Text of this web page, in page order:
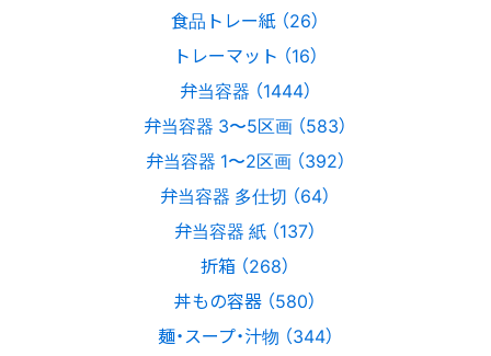
食品トレー紙 （26）
トレーマット （16）
弁当容器 （1444）
弁当容器 3〜5区画 （583）
弁当容器 1〜2区画 （392）
弁当容器 多仕切 （64）
弁当容器 紙 （137）
折箱 （268）
丼もの容器 （580）
麺・スープ・汁物 （344）